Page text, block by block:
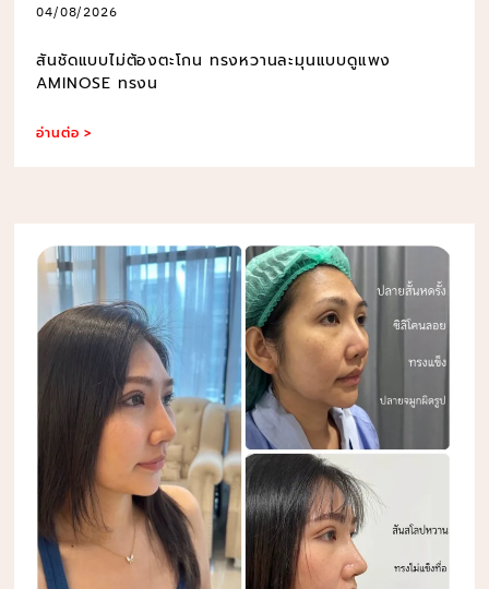
04/08/2026
สันชัดแบบไม่ต้องตะโกน ทรงหวานละมุนแบบดูแพง
AMINOSE ทรงน
อ่านต่อ >